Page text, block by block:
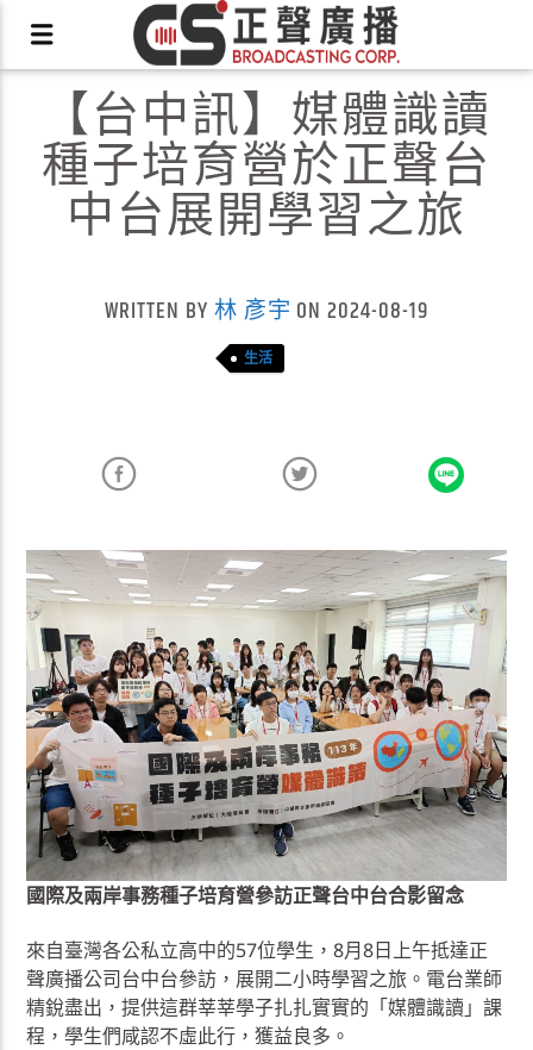
【台中訊】媒體識讀
種子培育營於正聲台
中台展開學習之旅
WRITTEN BY 林 彥宇 ON 2024-08-19
生活
國際及兩岸事務種子培育營參訪正聲台中台合影留念
來自臺灣各公私立高中的57位學生，8月8日上午抵達正
聲廣播公司台中台參訪，展開二小時學習之旅。電台業師
精銳盡出，提供這群莘莘學子扎扎實實的「媒體識讀」課
程，學生們咸認不虛此行，獲益良多。